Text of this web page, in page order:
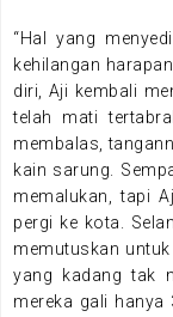
“Hal yang
kehilangan
diri, Aji kembali
telah mati
membalas,
kain sarung.
memalukan, tapi
pergi ke kota.
memutuskan
yang kadang tak
mereka gali